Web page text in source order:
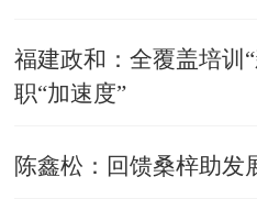
福建政和：全覆盖培训
职“加速度”
陈鑫松：回馈桑梓助发